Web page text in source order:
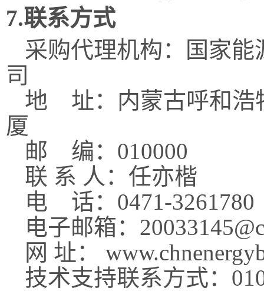
7.联系方式
采购代理机构：
国家能
司
地
址：内蒙古呼和浩
厦
邮
编： 010000
联 系 人： 任亦楷
电
话： 0471-3261780
电子邮箱： 20033145
网 址：
技术支持联系方式：